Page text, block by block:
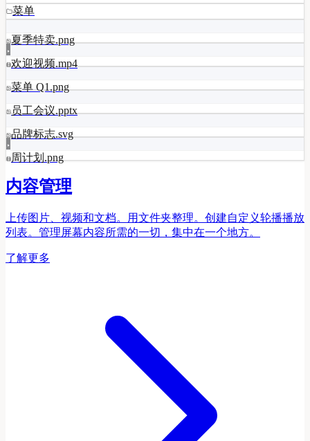
菜单
夏季特卖.png
欢迎视频.mp4
菜单 Q1.png
员工会议.pptx
品牌标志.svg
周计划.png
内容管理
上传图片、视频和文档。用文件夹整理。创建自定义轮播播放
列表。管理屏幕内容所需的一切，集中在一个地方。
了解更多